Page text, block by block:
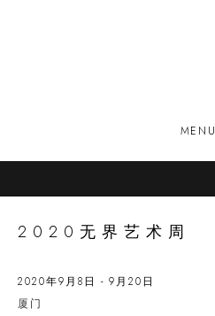
MENU
2020无界艺术周
2020年9月8日 - 9月20日
厦门